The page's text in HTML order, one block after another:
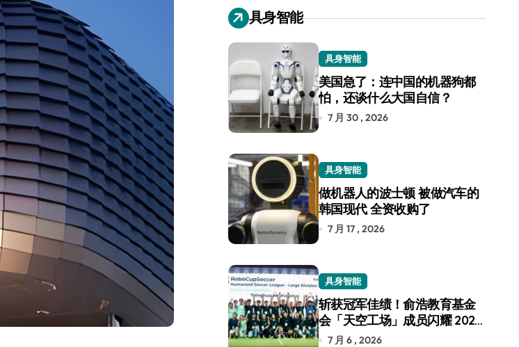
具身智能
具身智能
美国急了：连中国的机器狗都
怕，还谈什么大国自信？
7 月 30 , 2026
具身智能
做机器人的波士顿 被做汽车的
韩国现代 全资收购了
7 月 17 , 2026
具身智能
斩获冠军佳绩！俞浩教育基金
会「天空工场」成员闪耀 2026
RoboCup 机器人世界杯
7 月 6 , 2026